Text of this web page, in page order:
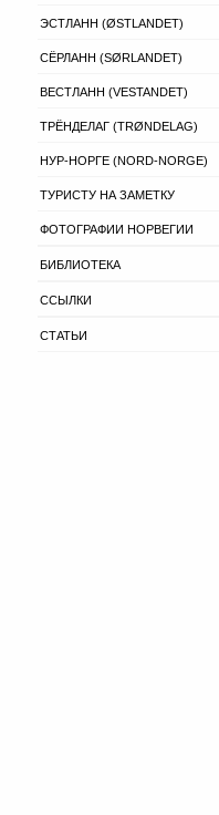
ЭСТЛАНН (ØSTLANDET)
СЁРЛАНН (SØRLANDET)
ВЕСТЛАНН (VESTANDET)
ТРЁНДЕЛАГ (TRØNDELAG)
НУР-НОРГЕ (NORD-NORGE)
ТУРИСТУ НА ЗАМЕТКУ
ФОТОГРАФИИ НОРВЕГИИ
БИБЛИОТЕКА
ССЫЛКИ
СТАТЬИ